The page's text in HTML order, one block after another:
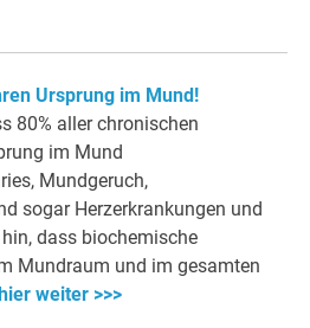
Ursprung im Mund!
80% aller chronischen
im Mund
Mundgeruch,
sogar Herzerkrankungen und
dass biochemische
Mundraum und im gesamten
hier weiter >>>